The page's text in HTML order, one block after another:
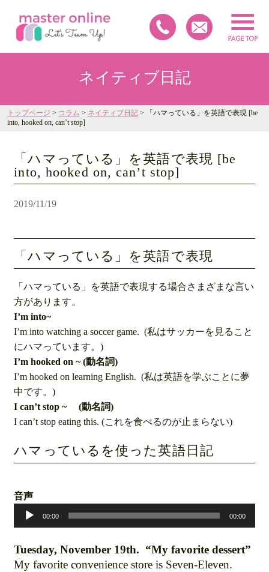
ネイティブ日記
トップページ > コラム > ネイティブ日記> 「ハマっている」を英語で表現 [be
into, hooked on, can’t stop]
「ハマっている」を英語で表現 [be
into, hooked on, can’t stop]
2019/11/19
「ハマっている」を英語で表現
「ハマっている」を英語で表現する場合さまざまな言い
方があります。
I’m into~
I’m into watching a soccer game. (私はサッカーを見ること
にハマっています。)
I’m hooked on ~ (動名詞)
I’m hooked on learning English. (私は英語を学ぶことに夢
中です。)
I can’t stop ~ (動名詞)
I can’t stop eating this. (これを食べるのが止まらない)
ハマっているを使った英語日記
音声
プ
ー
ヤ
ー
00:00 00:00
Tuesday, November 19th. “My favorite dessert”
My favorite convenience store is Seven-Eleven.